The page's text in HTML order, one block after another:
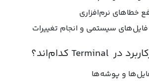
خطاهای نرم‌افزاری
سیستمی و انجام تغییرات